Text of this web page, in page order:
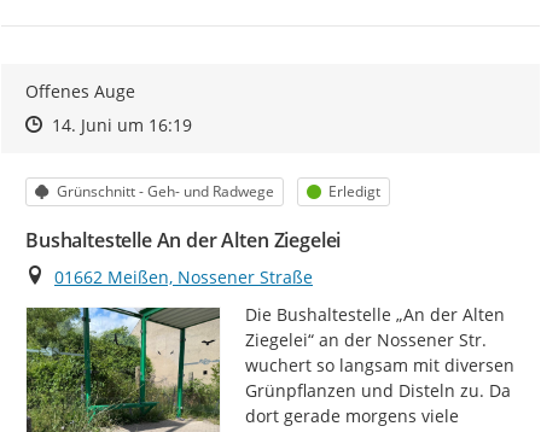
Offenes Auge
Zeitpunkt des Erstellens
Zeitpunkt des Erstellens
14. Juni um 16:19Zur Äußerung
Kategorie
Grünschnitt - Geh- und Radwege Status
Erledigt
Bushaltestelle An der Alten Ziegelei
Ort
01662 Meißen, Nossener Straße
Die Bushaltestelle „An der Alten
Ziegelei“ an der Nossener Str.
wuchert so langsam mit diversen
Grünpflanzen und Disteln zu. Da
dort gerade morgens viele